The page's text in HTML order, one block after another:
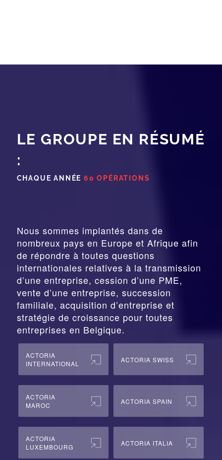
LE GROUPE EN RÉSUMÉ
:
CHAQUE ANNÉE 60 OPÉRATIONS
Nous sommes implantés dans de
nombreux pays en Europe et Afrique afin
de répondre à toutes questions
internationales relatives à la transmission
d’une entreprise, cession d’une PME,
vente d’une entreprise, succession
familiale, acquisition d’entreprise et
stratégie de croissance pour toutes
entreprises en Belgique.
ACTORIA
INTERNATIONAL
ACTORIA SWISS
ACTORIA
MAROC
ACTORIA SPAIN
ACTORIA
LUXEMBOURG
ACTORIA ITALIA